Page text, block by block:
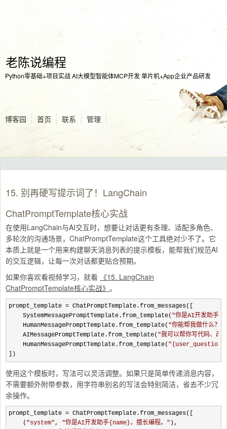
老陈说编程
Python零基础+项目实战 AI大模型智能体MCP开发 单片机+App企业产品研发
博客园 首页 联系 管理
15. 别再硬写提示词了！LangChain
ChatPromptTemplate核心实战
在使用LangChain与AI交互时，想要让对话更有条理、适配多角色、
多轮次的沟通场景，ChatPromptTemplate这个工具绝对少不了。它
本质上就是一个用来构建聊天消息列表的提示模板，能帮我们规范AI
的交互逻辑，让每一次对话都更贴合预期。
如果你喜欢看视频学习，就看 《15. LangChain
ChatPromptTemplate核心实战》 。
prompt_template = ChatPromptTemplate.from_messages([
    SystemMessagePromptTemplate.from_template(
"你是AI开发助手
    HumanMessagePromptTemplate.from_template(
"你能帮我做什么？
    AIMessagePromptTemplate.from_template(
"我可以帮你写代码、改
    HumanMessagePromptTemplate.from_template(
"{user_question}
])
使用这个模板时，写法可以灵活调整。如果只是简单传递消息内容，
不需要额外附带参数，用字符串别名的写法会特别简洁，省去不少冗
余操作。
prompt_template = ChatPromptTemplate.from_messages([
    (
"system", "你是AI开发助手{name}，擅长编程。 " ),